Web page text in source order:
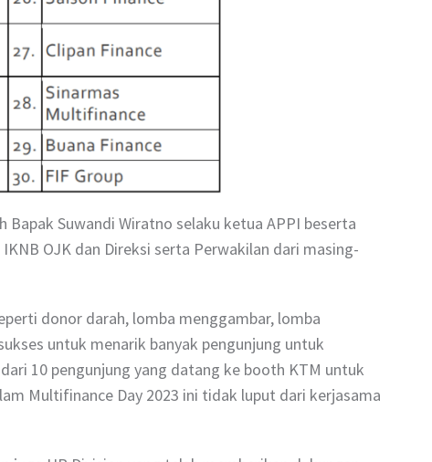
Suwandi Wiratno selaku ketua APPI beserta
OJK dan Direksi serta Perwakilan dari masing-
donor darah, lomba menggambar, lomba
untuk menarik banyak pengunjung untuk
10 pengunjung yang datang ke booth KTM untuk
Multifinance Day 2023 ini tidak luput dari kerjasama